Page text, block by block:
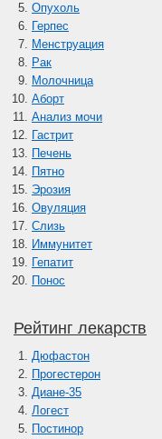
Опухоль
Герпес
Менструация
Рак
Молочница
Аборт
Анализ мочи
Гастрит
Печень
Пятно
Эрозия
Овуляция
Слизь
Иммунитет
Гепатит
Понос
Рейтинг лекарств
Дюфастон
Прогестерон
Диане-35
Логест
Постинор